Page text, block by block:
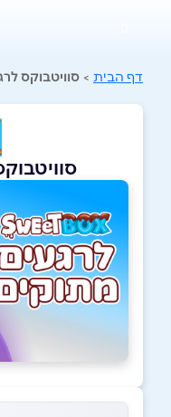
דף הבית > סוויטבוקס